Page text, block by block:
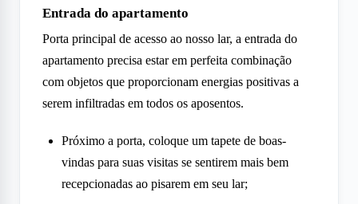
Entrada do apartamento
Porta principal de acesso ao nosso lar, a entrada do
apartamento precisa estar em perfeita combinação
com objetos que proporcionam energias positivas a
serem infiltradas em todos os aposentos.
Próximo a porta, coloque um tapete de boas-
vindas para suas visitas se sentirem mais bem
recepcionadas ao pisarem em seu lar;